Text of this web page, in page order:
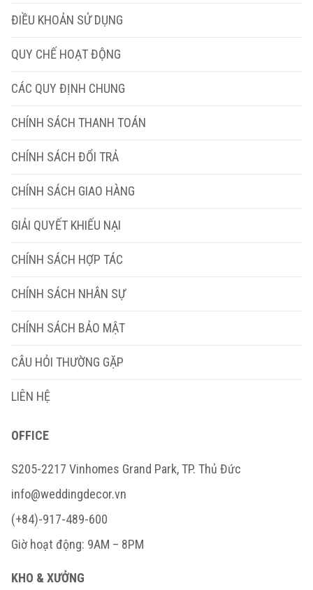
ĐIỀU KHOẢN SỬ DỤNG
QUY CHẾ HOẠT ĐỘNG
CÁC QUY ĐỊNH CHUNG
CHÍNH SÁCH THANH TOÁN
CHÍNH SÁCH ĐỔI TRẢ
CHÍNH SÁCH GIAO HÀNG
GIẢI QUYẾT KHIẾU NẠI
CHÍNH SÁCH HỢP TÁC
CHÍNH SÁCH NHÂN SỰ
CHÍNH SÁCH BẢO MẬT
CÂU HỎI THƯỜNG GẶP
LIÊN HỆ
OFFICE
S205-2217 Vinhomes Grand Park, TP. Thủ Đức
info@weddingdecor.vn
(+84)-917-489-600
Giờ hoạt động: 9AM – 8PM
KHO & XƯỞNG